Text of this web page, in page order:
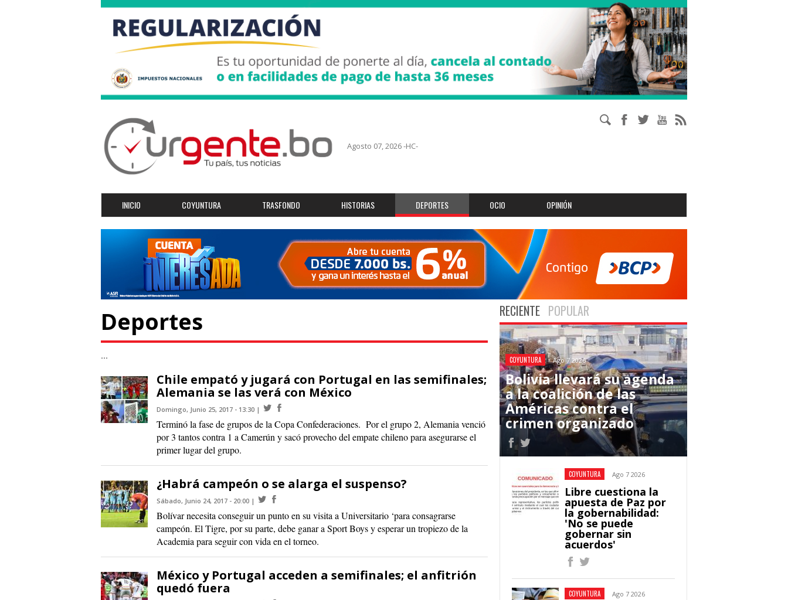
Agosto 07, 2026 -HC-
INICIO COYUNTURA TRASFONDO HISTORIAS DEPORTES OCIO OPINIÓN
Deportes
...
Chile empató y jugará con Portugal en las semifinales;
Alemania se las verá con México
Domingo, Junio 25, 2017 - 13:30
Terminó la fase de grupos de la Copa Confederaciones. Por el grupo 2, Alemania venció
por 3 tantos contra 1 a Camerún y sacó provecho del empate chileno para asegurarse el
primer lugar del grupo.
¿Habrá campeón o se alarga el suspenso?
Sábado, Junio 24, 2017 - 20:00
Bolívar necesita conseguir un punto en su visita a Universitario ‘para consagrarse
campeón. El Tigre, por su parte, debe ganar a Sport Boys y esperar un tropiezo de la
Academia para seguir con vida en el torneo.
México y Portugal acceden a semifinales; el anfitrión
quedó fuera
RECIENTE POPULAR
COYUNTURA Ago 7 2026
Bolivia llevará su agenda
a la coalición de las
Américas contra el
crimen organizado
COYUNTURA Ago 7 2026
Libre cuestiona la
apuesta de Paz por
la gobernabilidad:
'No se puede
gobernar sin
acuerdos'
COYUNTURA Ago 7 2026